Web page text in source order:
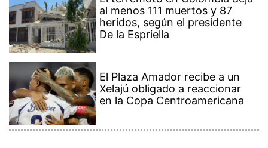
al menos 111 muertos y 87
heridos, según el presidente
De la Espriella
El Plaza Amador recibe a un
Xelajú obligado a reaccionar
en la Copa Centroamericana